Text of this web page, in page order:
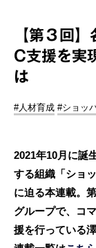
【第３回
C支援を実
は
#人材育成 #ショッ
2021年10月に誕
する組織「ショ
に迫る本連載。
グループで、コ
援を行っている